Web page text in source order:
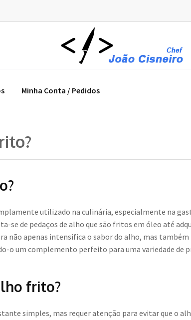
Minha Conta / Pedidos
utilizado na culinária, especialmente na
se de pedaços de alho que são fritos em óleo até
não apenas intensifica o sabor do alho, mas
o um complemento perfeito para uma variedade de
frito?
simples, mas requer atenção para evitar que o